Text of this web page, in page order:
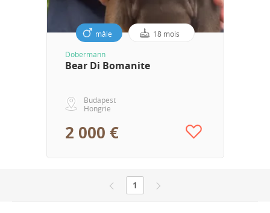
mâle 18 mois
Dobermann
Bear Di Bomanite
Budapest
Hongrie
2 000 €
1